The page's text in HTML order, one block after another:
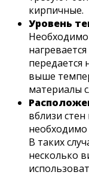
кирпичные.
Уровень
выше
материалы
вблизи
В таких
несколько